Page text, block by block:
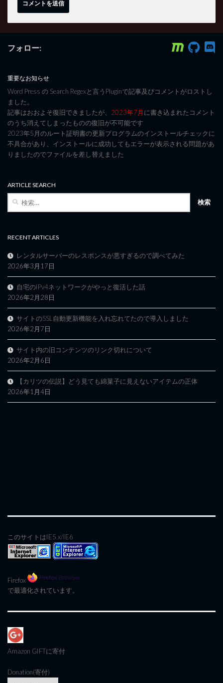
フォロー:
重要なお知らせ
Word Press の Search Regexと言うPluginで記事及びコメントがロストし
ました。
記事はおおよそ復旧できましたが、 2023年7月に書き込まれたコメント
のうち消えてしまったものの復旧が不可能です
2023年5月のルート証明書の更新プログラムのインストールチェックに
不具合があり、インストールに成功してもエラーが表示される問題があ
りましたのでファイルを差し替えました
ARTICLE SEARCH
RECENT ARTICLES
レンタルサーバーのレスポンスが悪すぎるので調べてみた
2026年3月17日
自宅のIPv4ネットワークがやっと復活した話
2026年2月28日
サイトのSSL自動更新機能を入れ忘れてたので導入しました
2026年2月7日
サイト内の旧コンテンツのリンク切れについて
2026年2月6日
【カリツの伝説】どう見ても綿菓子に見えないアイテムの正体
2026年1月4日
このサイトはIE5.x/IE6
Firefox
で最適化されています。
Amazon GIFTに寄付
Donation(寄付)